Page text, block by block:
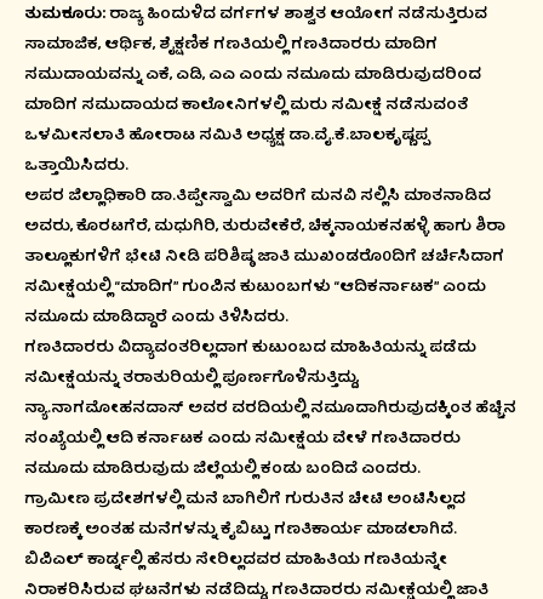
ತುಮಕೂರು:ರಾಜ್ಯ ಹಿಂದುಳಿದ ವರ್ಗಗಳ ಶಾಶ್ವತ ಆಯೋಗ ನಡೆಸುತ್ತಿರುವ
ಸಾಮಾಜಿಕ, ಆರ್ಥಿಕ, ಶೈಕ್ಷಣಿಕ ಗಣತಿಯಲ್ಲಿ ಗಣತಿದಾರರು ಮಾದಿಗ
ಸಮುದಾಯವನ್ನು ಎಕೆ, ಎಡಿ, ಎಎ ಎಂದು ನಮೂದು ಮಾಡಿರುವುದರಿಂದ
ಮಾದಿಗ ಸಮುದಾಯದ ಕಾಲೋನಿಗಳಲ್ಲಿ ಮರು ಸಮೀಕ್ಷೆ ನಡೆಸುವಂತೆ
ಒಳಮೀಸಲಾತಿ ಹೋರಾಟ ಸಮಿತಿ ಅಧ್ಯಕ್ಷ ಡಾ.ವೈ.ಕೆ.ಬಾಲಕೃಷ್ಣಪ್ಪ
ಒತ್ತಾಯಿಸಿದರು.
ಅಪರ ಜಿಲ್ಲಾಧಿಕಾರಿ ಡಾ.ತಿಪ್ಪೇಸ್ವಾಮಿ ಅವರಿಗೆ ಮನವಿ ಸಲ್ಲಿಸಿ ಮಾತನಾಡಿದ
ಅವರು, ಕೊರಟಗೆರೆ, ಮಧುಗಿರಿ, ತುರುವೇಕೆರೆ, ಚಿಕ್ಕನಾಯಕನಹಳ್ಳಿ ಹಾಗು ಶಿರಾ
ತಾಲ್ಲೂಕುಗಳಿಗೆ ಭೇಟಿ ನೀಡಿ ಪರಿಶಿಷ್ಠ ಜಾತಿ ಮುಖಂಡರೊ0ದಿಗೆ ಚರ್ಚಿಸಿದಾಗ
ಸಮೀಕ್ಷೆಯಲ್ಲಿ “ಮಾದಿಗ” ಗುಂಪಿನ ಕುಟುಂಬಗಳು “ಆದಿಕರ್ನಾಟಕ” ಎಂದು
ನಮೂದು ಮಾಡಿದ್ದಾರೆ ಎಂದು ತಿಳಿಸಿದರು.
ಗಣತಿದಾರರು ವಿದ್ಯಾವಂತರಿಲ್ಲದಾಗ ಕುಟುಂಬದ ಮಾಹಿತಿಯನ್ನು ಪಡೆದು
ಸಮೀಕ್ಷೆಯನ್ನು ತರಾತುರಿಯಲ್ಲಿ ಪೂರ್ಣಗೊಳಿಸುತ್ತಿದ್ದು,
ನ್ಯಾ.ನಾಗಮೋಹನದಾಸ್ ಅವರ ವರದಿಯಲ್ಲಿ ನಮೂದಾಗಿರುವುದಕ್ಕಿಂತ ಹೆಚ್ಚಿನ
ಸಂಖ್ಯೆಯಲ್ಲಿ ಆದಿ ಕರ್ನಾಟಕ ಎಂದು ಸಮೀಕ್ಷೆಯ ವೇಳೆ ಗಣತಿದಾರರು
ನಮೂದು ಮಾಡಿರುವುದು ಜಿಲ್ಲೆಯಲ್ಲಿ ಕಂಡು ಬಂದಿದೆ ಎಂದರು.
ಗ್ರಾಮೀಣ ಪ್ರದೇಶಗಳಲ್ಲಿ ಮನೆ ಬಾಗಿಲಿಗೆ ಗುರುತಿನ ಚೀಟಿ ಅಂಟಿಸಿಲ್ಲದ
ಕಾರಣಕ್ಕೆ ಅಂತಹ ಮನೆಗಳನ್ನು ಕೈಬಿಟ್ಟು ಗಣತಿಕಾರ್ಯ ಮಾಡಲಾಗಿದೆ.
ಬಿಪಿಎಲ್ ಕಾರ್ಡ್ನಲ್ಲಿ ಹೆಸರು ಸೇರಿಲ್ಲದವರ ಮಾಹಿತಿಯ ಗಣತಿಯನ್ನೇ
ನಿರಾಕರಿಸಿರುವ ಘಟನೆಗಳು ನಡೆದಿದ್ದು, ಗಣತಿದಾರರು ಸಮೀಕ್ಷೆಯಲ್ಲಿ ಜಾತಿ